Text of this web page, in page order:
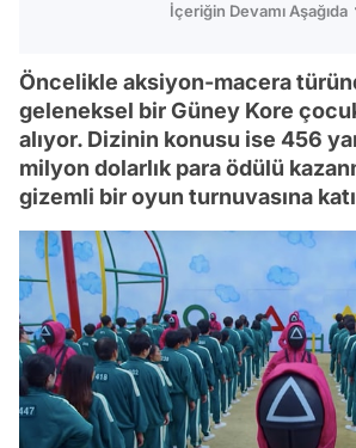
İçeriğin Devamı Aşağıda
Öncelikle aksiyon-macera
geleneksel bir Güney Kore
alıyor. Dizinin konusu ise 456
milyon dolarlık para ödülü
gizemli bir oyun turnuvasına